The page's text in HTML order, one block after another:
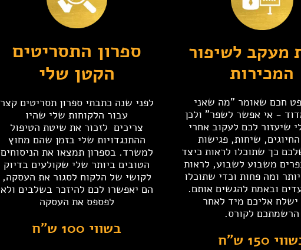
מעקב לשיפור
המכירות
חכם שאומר "מה שאני
- אי אפשר לשפר" ולכן
שיעזור לכם לעקוב אחרי
שיחות, פגישות
כך שתוכלו לראות כיצד
משבוע לשבוע, לראות
ומה פחות וכדי שתוכלו
ובאמת להגשים אותם.
ישלח אליכם מיד לאחר
הרשמתכם לקורס.
150 ש"ח
ספרון התסריטים
הקטן שלי
לפני שנה כתבתי ספרון תסריטים קצר
עבור הלקוחות שלי שהיו
צריכים לזכור את שיטת הטיפול
ההתנגדויות שלי בזמן שהם מחוץ
למשרד. בספרון תמצאו את הניסוחים
הטובים ביותר שלי שקולעים בדיוק
לקושי של הלקוח לסגור את העסקה,
הם יאפשרו לכם להיזכר בשלבים ולא
לפספס את העסקה
בשווי 100 ש"ח